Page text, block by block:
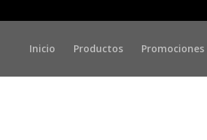
Inicio Productos Promociones